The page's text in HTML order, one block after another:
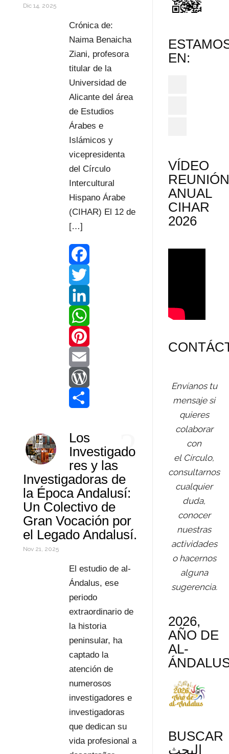
Dic 14, 2025
Crónica de:
Naima Benaicha
Ziani, profesora
titular de la
Universidad de
Alicante del área
de Estudios
Árabes e
Islámicos y
vicepresidenta
del Círculo
Intercultural
Hispano Árabe
(CIHAR) El 12 de
[…]
F
a
c
e
b
o
o
T
w
t
e
L
n
k
e
I
n
W
h
a
A
p
p
P
n
e
r
e
s
t
E
m
l
W
r
d
P
r
e
s
o
m
p
a
r
t
r
2
Los
Investigado
res y las
Investigadoras de
la Época Andalusí:
Un Colectivo de
Gran Vocación por
el Legado Andalusí.
Nov 21, 2025
El estudio de al-
Ándalus, ese
periodo
extraordinario de
la historia
peninsular, ha
captado la
atención de
numerosos
investigadores e
investigadoras
que dedican su
vida profesional a
EN:
VÍDEO
ANUAL
CIHAR
2026
Envíanos tu
mensaje si
quieres
colaborar
con
el Círculo,
consultarnos
cualquier
duda,
conocer
nuestras
actividades
o hacernos
alguna
sugerencia.
2026,
AÑO DE
AL-
BUSCAR
البحث